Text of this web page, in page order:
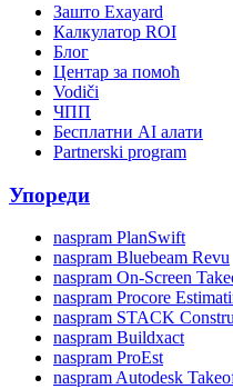
Зашто Exayard
Калкулатор ROI
Блог
Центар за помоћ
Vodiči
ЧПП
Бесплатни AI алати
Partnerski program
Упореди
naspram PlanSwift
naspram Bluebeam Revu
naspram On-Screen
naspram Procore
naspram STACK
naspram Buildxact
naspram ProEst
naspram Autodesk